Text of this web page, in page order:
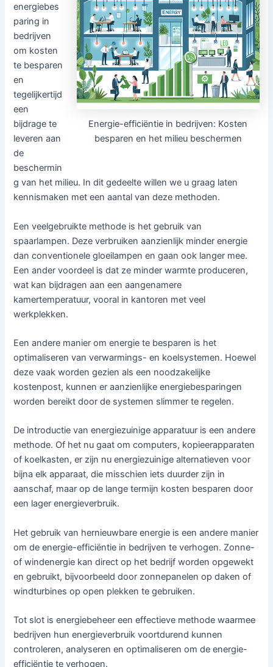
Energie-efficiëntie in bedrijven: Kosten
besparen en het milieu beschermen
energiebes
paring in
bedrijven
om kosten
te besparen
en
tegelijkertijd
een
bijdrage te
leveren aan
de
beschermin
g van het milieu. In dit gedeelte willen we u graag laten
kennismaken met een aantal van deze methoden.
Een veelgebruikte methode is het gebruik van
spaarlampen. Deze verbruiken aanzienlijk minder energie
dan conventionele gloeilampen en gaan ook langer mee.
Een ander voordeel is dat ze minder warmte produceren,
wat kan bijdragen aan een aangenamere
kamertemperatuur, vooral in kantoren met veel
werkplekken.
Een andere manier om energie te besparen is het
optimaliseren van verwarmings- en koelsystemen. Hoewel
deze vaak worden gezien als een noodzakelijke
kostenpost, kunnen er aanzienlijke energiebesparingen
worden bereikt door de systemen slimmer te regelen.
De introductie van energiezuinige apparatuur is een andere
methode. Of het nu gaat om computers, kopieerapparaten
of koelkasten, er zijn nu energiezuinige alternatieven voor
bijna elk apparaat, die misschien iets duurder zijn in
aanschaf, maar op de lange termijn kosten besparen door
een lager energieverbruik.
Het gebruik van hernieuwbare energie is een andere manier
om de energie-efficiëntie in bedrijven te verhogen. Zonne-
of windenergie kan direct op het bedrijf worden opgewekt
en gebruikt, bijvoorbeeld door zonnepanelen op daken of
windturbines op open plekken te gebruiken.
Tot slot is energiebeheer een effectieve methode waarmee
bedrijven hun energieverbruik voortdurend kunnen
controleren, analyseren en optimaliseren om de energie-
efficiëntie te verhogen.